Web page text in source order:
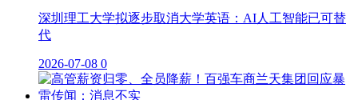
深圳理工大学拟逐步取消大学英语：AI人工智能已可替
代
2026-07-08 0